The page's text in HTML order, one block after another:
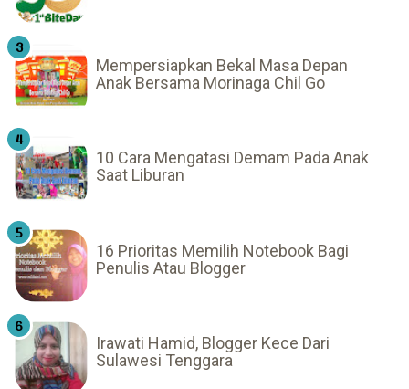
Mempersiapkan Bekal Masa Depan
Anak Bersama Morinaga Chil Go
10 Cara Mengatasi Demam Pada Anak
Saat Liburan
16 Prioritas Memilih Notebook Bagi
Penulis Atau Blogger
Irawati Hamid, Blogger Kece Dari
Sulawesi Tenggara